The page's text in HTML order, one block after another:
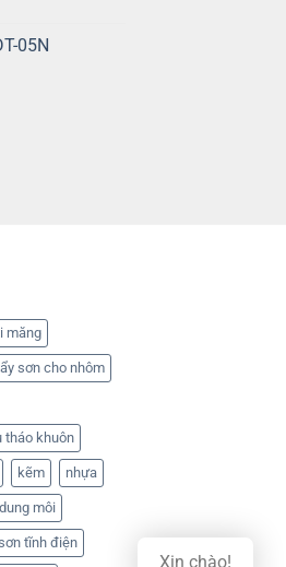
05N
măng
sơn cho nhôm
tháo khuôn
kẽm nhựa
môi
tĩnh điện
Xin chào!